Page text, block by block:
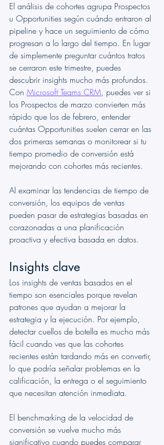
El análisis de cohortes agrupa Prospectos
u Opportunities según cuándo entraron al
pipeline y hace un seguimiento de cómo
progresan a lo largo del tiempo. En lugar
de simplemente preguntar cuántos tratos
se cerraron este trimestre, puedes
descubrir insights mucho más profundos.
Con Microsoft Teams CRM, puedes ver si
los Prospectos de marzo convierten más
rápido que los de febrero, entender
cuántas Opportunities suelen cerrar en las
dos primeras semanas o monitorear si tu
tiempo promedio de conversión está
mejorando con cohortes más recientes.
Al examinar las tendencias de tiempo de
conversión, los equipos de ventas
pueden pasar de estrategias basadas en
corazonadas a una planificación
proactiva y efectiva basada en datos.
Insights clave
Los insights de ventas basados en el
tiempo son esenciales porque revelan
patrones que ayudan a mejorar la
estrategia y la ejecución. Por ejemplo,
detectar cuellos de botella es mucho más
fácil cuando ves que las cohortes
recientes están tardando más en convertir,
lo que podría señalar problemas en la
calificación, la entrega o el seguimiento
que necesitan atención inmediata.
El benchmarking de la velocidad de
conversión se vuelve mucho más
significativo cuando puedes comparar